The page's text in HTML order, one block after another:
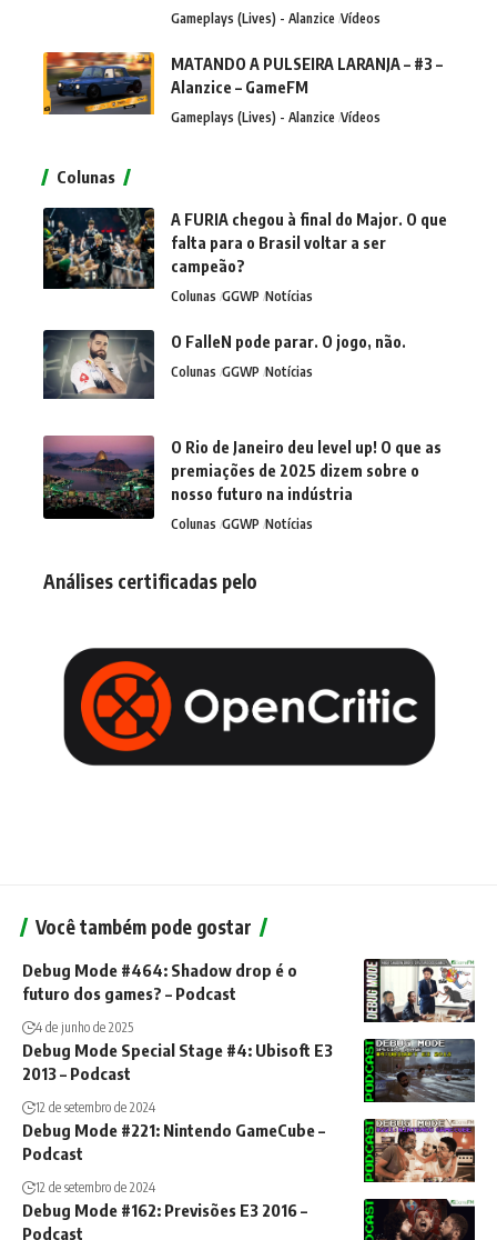
Gameplays (Lives) - Alanzice Vídeos
MATANDO A PULSEIRA LARANJA – #3 –
Alanzice – GameFM
Gameplays (Lives) - Alanzice Vídeos
Colunas
A FURIA chegou à final do Major. O que
falta para o Brasil voltar a ser
campeão?
Colunas GGWP Notícias
O FalleN pode parar. O jogo, não.
Colunas GGWP Notícias
O Rio de Janeiro deu level up! O que as
premiações de 2025 dizem sobre o
nosso futuro na indústria
Colunas GGWP Notícias
Análises certificadas pelo
Você também pode gostar
Debug Mode #464: Shadow drop é o
futuro dos games? – Podcast
4 de junho de 2025
Debug Mode Special Stage #4: Ubisoft E3
2013 – Podcast
12 de setembro de 2024
Debug Mode #221: Nintendo GameCube –
Podcast
12 de setembro de 2024
Debug Mode #162: Previsões E3 2016 –
Podcast